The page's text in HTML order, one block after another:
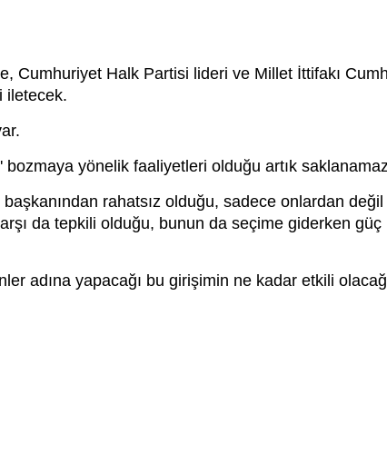
Cumhuriyet Halk Partisi lideri ve Millet İttifakı
iletecek.
bozmaya yönelik faaliyetleri olduğu artık
rahatsız olduğu, sadece onlardan değil
da tepkili olduğu, bunun da seçime giderken
adına yapacağı bu girişimin ne kadar etkili